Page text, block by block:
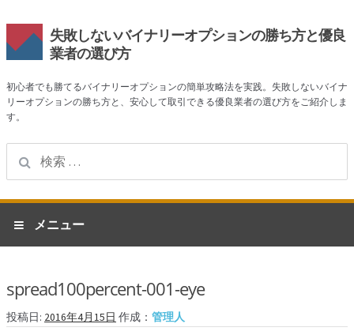
失敗しないバイナリーオプションの勝ち方と優良
業者の選び方
初心者でも勝てるバイナリーオプションの簡単攻略法を実践。失敗しないバイナ
リーオプションの勝ち方と、安心して取引できる優良業者の選び方をご紹介しま
す。
ナ
ビ
ゲ
シ
ン
コ
ン
テ
ツ
ス
メニュー
業者一覧
ハイローオーストラリア
spread100percent-001-eye
投稿日: 2016年4月15日 作成： 管理人